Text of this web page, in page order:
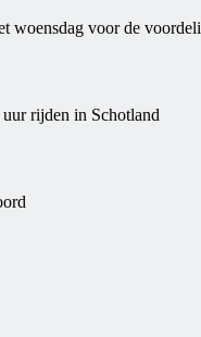
woensdag voor de
rijden in Schotland